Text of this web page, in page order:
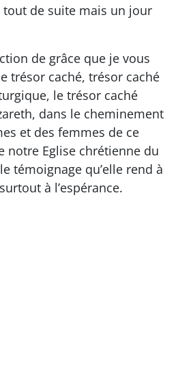
tout de suite mais un jour
de grâce que je vous
trésor caché, trésor caché
le trésor caché
dans le cheminement
et des femmes de ce
notre Eglise chrétienne du
témoignage qu’elle rend à
à l’espérance.